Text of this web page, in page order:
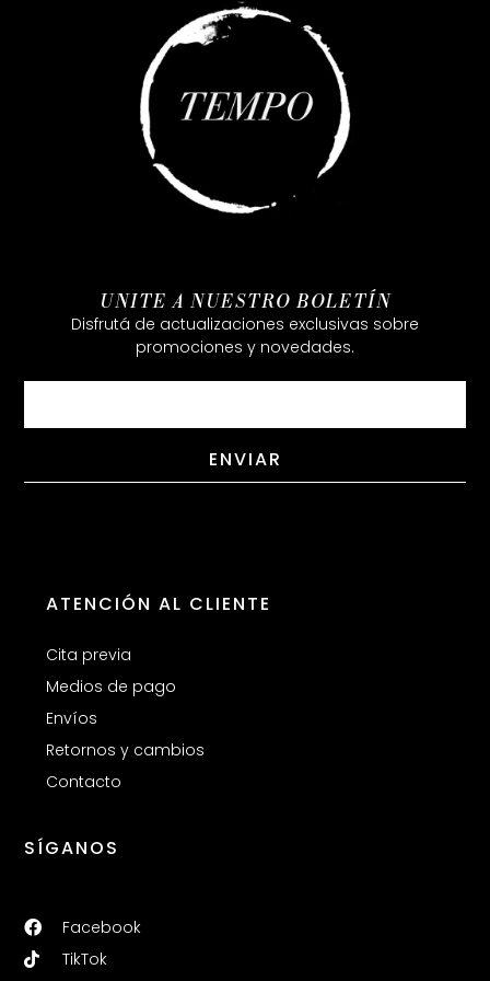
UNITE A NUESTRO BOLETÍN
Disfrutá de actualizaciones exclusivas sobre
promociones y novedades.
ENVIAR
ATENCIÓN AL CLIENTE
Cita previa
Medios de pago
Envíos
Retornos y cambios
Contacto
SÍGANOS
Facebook
TikTok